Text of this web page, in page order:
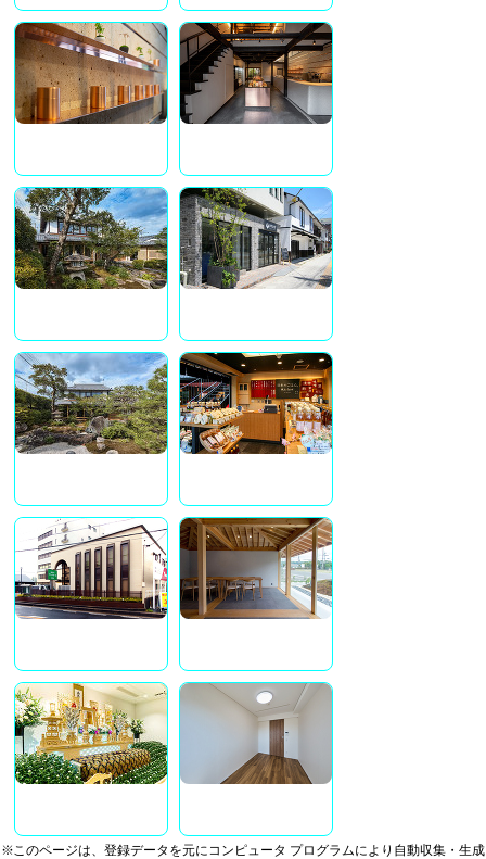
※このページは、登録データを元にコンピュータ プログラムにより自動収集・生成